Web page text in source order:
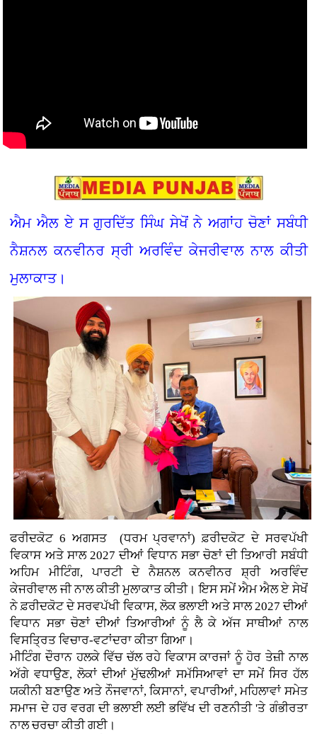
ਐਮ ਐਲ ਏ ਸ ਗੁਰਦਿੱਤ ਸਿੰਘ ਸੇਖੋਂ ਨੇ ਅਗਾਂਹ ਚੋਣਾਂ ਸਬੰਧੀ
ਨੈਸ਼ਨਲ ਕਨਵੀਨਰ ਸ੍ਰੀ ਅਰਵਿੰਦ ਕੇਜਰੀਵਾਲ ਨਾਲ ਕੀਤੀ
ਮੁਲਾਕਾਤ।
ਫਰੀਦਕੋਟ 6 ਅਗਸਤ (ਧਰਮ ਪ੍ਰਵਾਨਾਂ)ਫ਼ਰੀਦਕੋਟ ਦੇ ਸਰਵਪੱਖੀ
ਵਿਕਾਸ ਅਤੇ ਸਾਲ 2027 ਦੀਆਂ ਵਿਧਾਨ ਸਭਾ ਚੋਣਾਂ ਦੀ ਤਿਆਰੀ ਸਬੰਧੀ
ਅਹਿਮ ਮੀਟਿੰਗ, ਪਾਰਟੀ ਦੇ ਨੈਸ਼ਨਲ ਕਨਵੀਨਰ ਸ਼੍ਰੀ ਅਰਵਿੰਦ
ਕੇਜਰੀਵਾਲ ਜੀ ਨਾਲ ਕੀਤੀ ਮੁਲਾਕਾਤ ਕੀਤੀ। ਇਸ ਸਮੇਂ ਐਮ ਐਲ ਏ ਸੇਖੋਂ
ਨੇ ਫ਼ਰੀਦਕੋਟ ਦੇ ਸਰਵਪੱਖੀ ਵਿਕਾਸ, ਲੋਕ ਭਲਾਈ ਅਤੇ ਸਾਲ 2027 ਦੀਆਂ
ਵਿਧਾਨ ਸਭਾ ਚੋਣਾਂ ਦੀਆਂ ਤਿਆਰੀਆਂ ਨੂੰ ਲੈ ਕੇ ਅੱਜ ਸਾਥੀਆਂ ਨਾਲ
ਵਿਸਤ੍ਰਿਤ ਵਿਚਾਰ-ਵਟਾਂਦਰਾ ਕੀਤਾ ਗਿਆ।
ਮੀਟਿੰਗ ਦੌਰਾਨ ਹਲਕੇ ਵਿੱਚ ਚੱਲ ਰਹੇ ਵਿਕਾਸ ਕਾਰਜਾਂ ਨੂੰ ਹੋਰ ਤੇਜ਼ੀ ਨਾਲ
ਅੱਗੇ ਵਧਾਉਣ, ਲੋਕਾਂ ਦੀਆਂ ਮੁੱਢਲੀਆਂ ਸਮੱਸਿਆਵਾਂ ਦਾ ਸਮੇਂ ਸਿਰ ਹੱਲ
ਯਕੀਨੀ ਬਣਾਉਣ ਅਤੇ ਨੌਜਵਾਨਾਂ, ਕਿਸਾਨਾਂ, ਵਪਾਰੀਆਂ, ਮਹਿਲਾਵਾਂ ਸਮੇਤ
ਸਮਾਜ ਦੇ ਹਰ ਵਰਗ ਦੀ ਭਲਾਈ ਲਈ ਭਵਿੱਖ ਦੀ ਰਣਨੀਤੀ 'ਤੇ ਗੰਭੀਰਤਾ
ਨਾਲ ਚਰਚਾ ਕੀਤੀ ਗਈ।